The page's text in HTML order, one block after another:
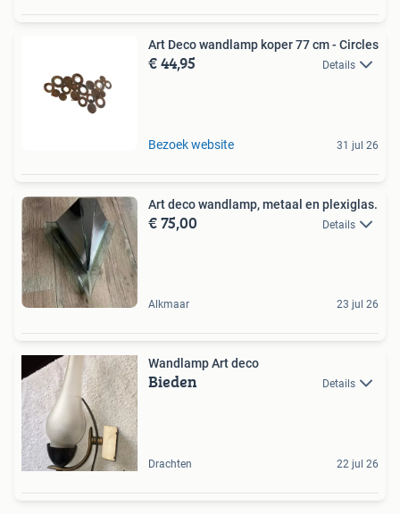
Art Deco wandlamp koper 77 cm - Circles
€ 44,95 Details
Bezoek website 31 jul 26
Art deco wandlamp, metaal en plexiglas.
€ 75,00 Details
Alkmaar 23 jul 26
Wandlamp Art deco
Bieden Details
Drachten 22 jul 26